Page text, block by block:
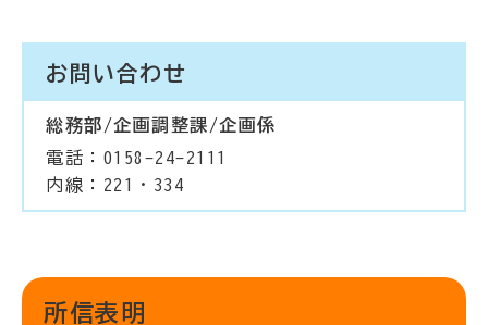
お問い合わせ
総務部/企画調整課/企画係
電話：0158-24-2111
内線：221・334
所信表明